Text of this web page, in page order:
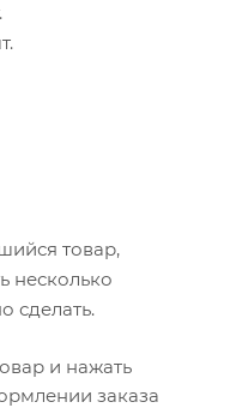
товар,
несколько
сделать.
и нажать
заказа